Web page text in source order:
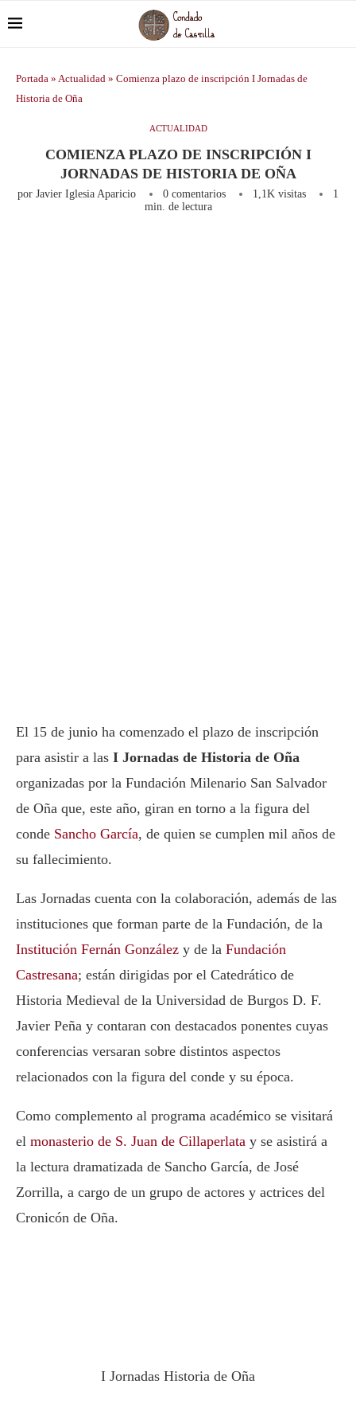
Portada » Actualidad » Comienza plazo de inscripción I Jornadas de
Historia de Oña
ACTUALIDAD
COMIENZA PLAZO DE INSCRIPCIÓN I
JORNADAS DE HISTORIA DE OÑA
por Javier Iglesia Aparicio 0 comentarios 1,1K visitas
1
min. de lectura
El 15 de junio ha comenzado el plazo de inscripción
para asistir a las I Jornadas de Historia de Oña
organizadas por la Fundación Milenario San Salvador
de Oña que, este año, giran en torno a la figura del
conde Sancho García, de quien se cumplen mil años de
su fallecimiento.
Las Jornadas cuenta con la colaboración, además de las
instituciones que forman parte de la Fundación, de la
Institución Fernán González y de la Fundación
Castresana; están dirigidas por el Catedrático de
Historia Medieval de la Universidad de Burgos D. F.
Javier Peña y contaran con destacados ponentes cuyas
conferencias versaran sobre distintos aspectos
relacionados con la figura del conde y su época.
Como complemento al programa académico se visitará
el monasterio de S. Juan de Cillaperlata y se asistirá a
la lectura dramatizada de Sancho García, de José
Zorrilla, a cargo de un grupo de actores y actrices del
Cronicón de Oña.
I Jornadas Historia de Oña